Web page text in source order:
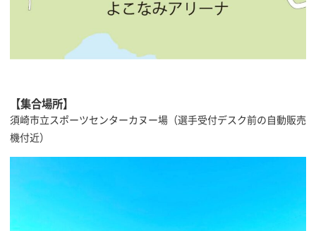
【集合場所】
須崎市立スポーツセンターカヌー場（選手受付デスク前の自動販売
機付近）